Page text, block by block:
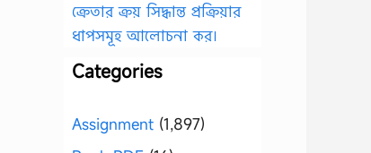
ক্রেতার ক্রয় সিদ্ধান্ত প্রক্রিয়ার
ধাপসমূহ আলোচনা কর।
Categories
Assignment (1,897)